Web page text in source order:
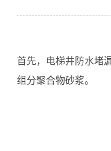
首先， 电梯井防水堵
组分聚合物砂浆。